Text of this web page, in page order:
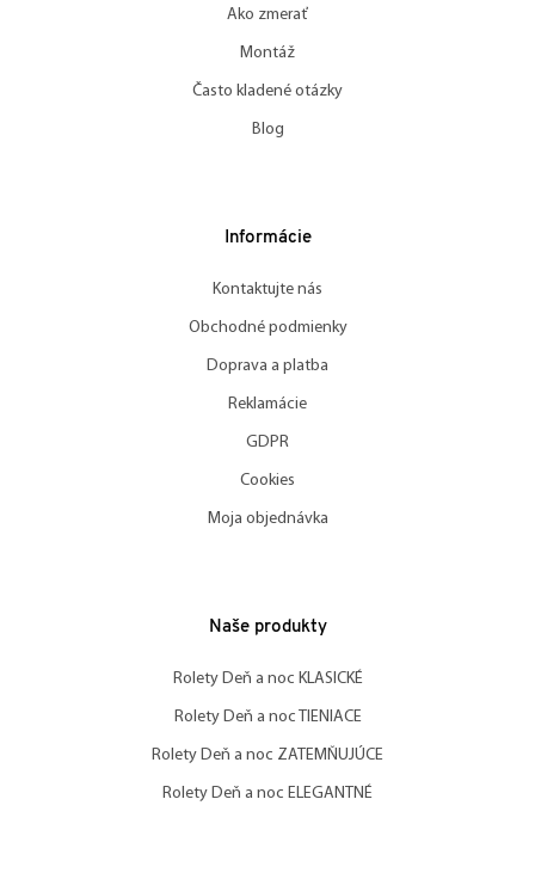
Ako zmerať
Montáž
Často kladené otázky
Blog
Informácie
Kontaktujte nás
Obchodné podmienky
Doprava a platba
Reklamácie
GDPR
Cookies
Moja objednávka
Naše produkty
Rolety Deň a noc KLASICKÉ
Rolety Deň a noc TIENIACE
Rolety Deň a noc ZATEMŇUJÚCE
Rolety Deň a noc ELEGANTNÉ